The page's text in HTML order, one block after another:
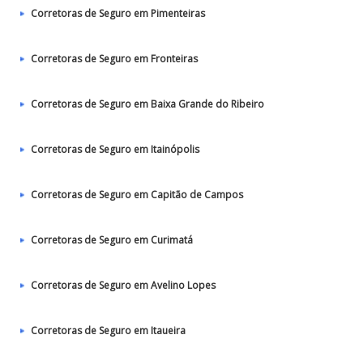
Corretoras de Seguro em Pimenteiras
Corretoras de Seguro em Fronteiras
Corretoras de Seguro em Baixa Grande do Ribeiro
Corretoras de Seguro em Itainópolis
Corretoras de Seguro em Capitão de Campos
Corretoras de Seguro em Curimatá
Corretoras de Seguro em Avelino Lopes
Corretoras de Seguro em Itaueira